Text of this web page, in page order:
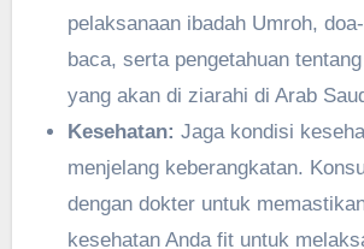
pelaksanaan ibadah Umroh,
baca, serta pengetahuan
yang akan di ziarahi di Arab
Kesehatan: Jaga kondisi
menjelang keberangkatan.
dengan dokter untuk
kesehatan Anda fit untuk